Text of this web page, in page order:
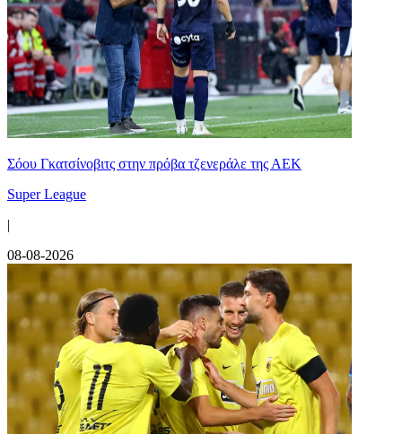
Σόου Γκατσίνοβιτς στην πρόβα τζενεράλε της ΑΕΚ
Super League
|
08-08-2026